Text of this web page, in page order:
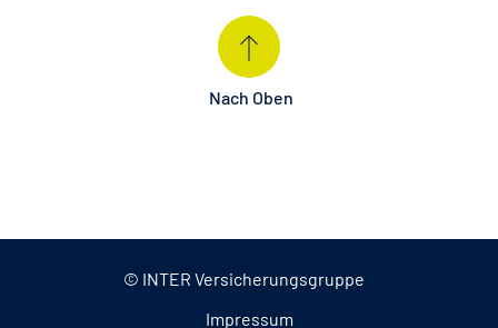
Nach Oben
© INTER Versicherungsgruppe
Impressum